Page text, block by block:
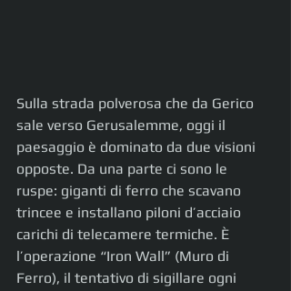
Sulla strada polverosa che da Gerico
sale verso Gerusalemme, oggi il
paesaggio è dominato da due visioni
opposte. Da una parte ci sono le
ruspe: giganti di ferro che scavano
trincee e installano piloni d’acciaio
carichi di telecamere termiche. È
l’operazione “Iron Wall” (Muro di
Ferro), il tentativo di sigillare ogni